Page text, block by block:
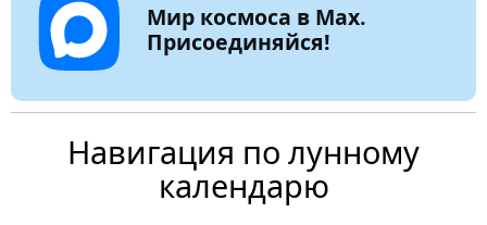
Мир космоса в Max.
Присоединяйся!
Навигация по лунному
календарю